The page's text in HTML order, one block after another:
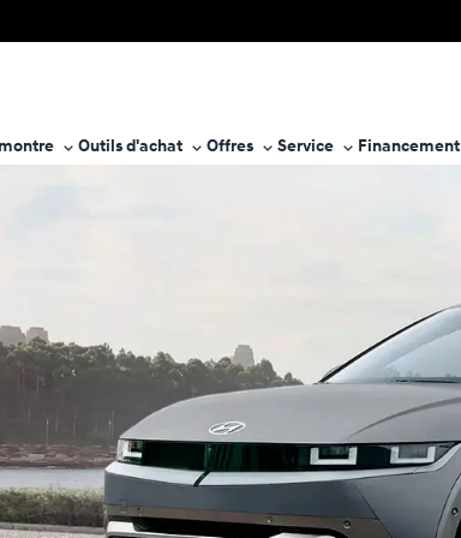
Outils d'achat Offres Service Financement